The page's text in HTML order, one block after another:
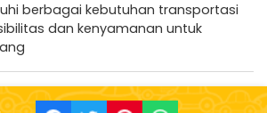
berbagai kebutuhan transportasi
dan kenyamanan untuk